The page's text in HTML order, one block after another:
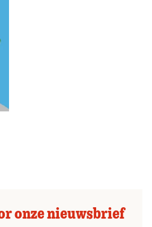
onze nieuwsbrief